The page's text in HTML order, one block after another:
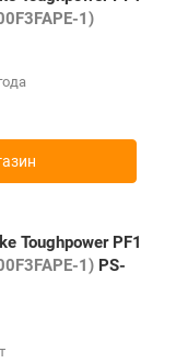
1)
Toughpower PF1
1) PS-